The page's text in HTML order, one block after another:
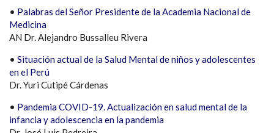
• Palabras del Señor Presidente de la Academia Nacional de
Medicina
AN Dr. Alejandro Bussalleu Rivera
• Situación actual de la Salud Mental de niños y adolescentes
en el Perú
Dr. Yuri Cutipé Cárdenas
• Pandemia COVID-19. Actualización en salud mental de la
infancia y adolescencia en la pandemia